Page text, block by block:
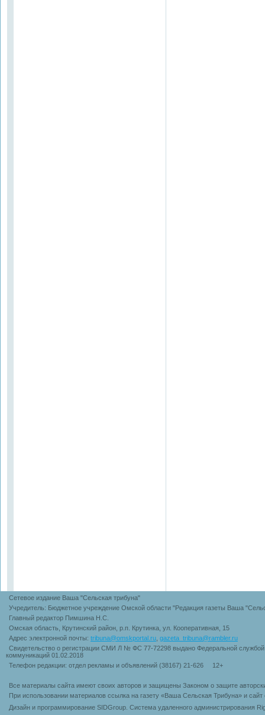
Сетевое издание Ваша "Сельская трибуна"
Учредитель: Бюджетное учреждение Омской области "Редакция газеты Ваша
Главный редактор Пимшина Н.С.
Омская область, Крутинский район, р.п. Крутинка, ул. Кооперативная, 15
Адрес электронной почты: tribuna@omskportal.ru gazeta_tribuna@rambler.ru
Свидетельство о регистрации СМИ Л № ФС 77-72298 выдано Федеральной
коммуникаций 01.02.2018
Телефон редакции: отдел рекламы и объявлений (38167) 21-626 12+
Все материалы сайта имеют своих авторов и защищены Законом о защите
При использовании материалов ссылка на газету «Ваша Сельская Трибуна» и сайт
Дизайн и программирование SIDGroup. Cистема удаленного администрирования